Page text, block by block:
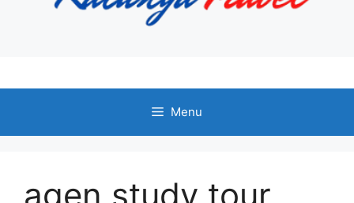
Menu
agen study tour